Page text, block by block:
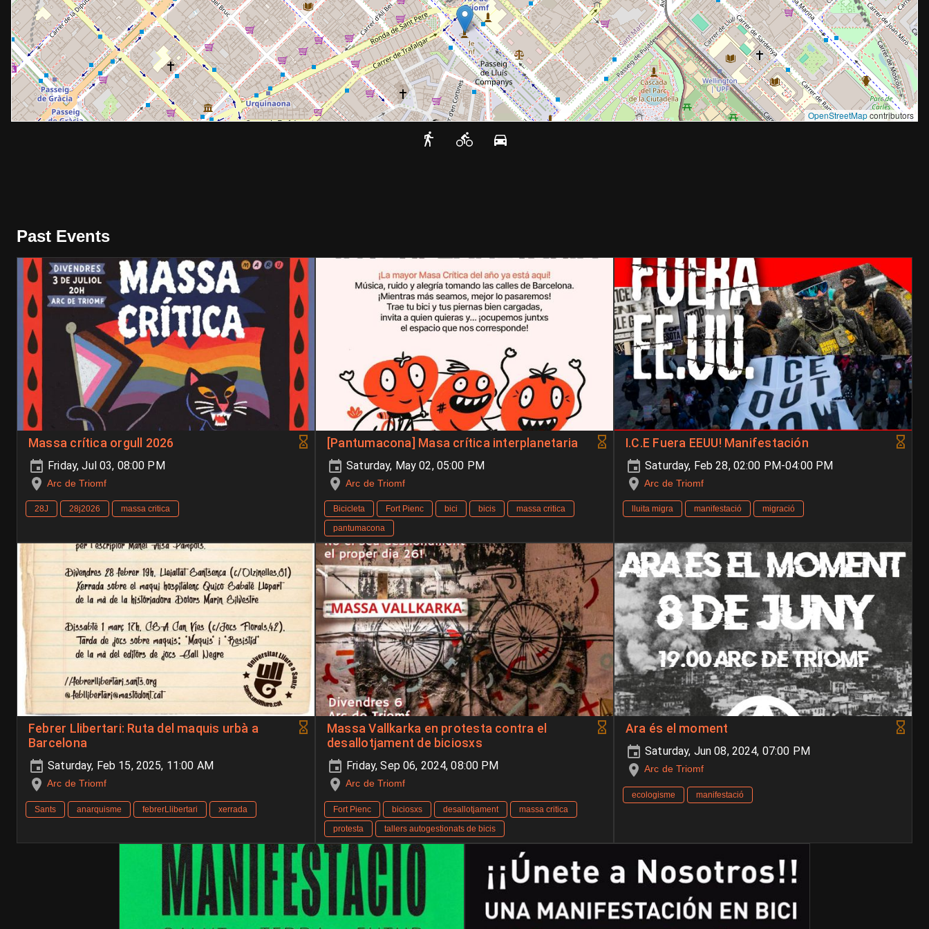
OpenStreetMapcontributors
Past Events
Massa crítica orgull 2026
Friday, Jul 03, 08:00 PM
Arc de Triomf
28J 28j2026 massa critica
[Pantumacona] Masa crítica interplanetaria
Saturday, May 02, 05:00 PM
Arc de Triomf
Bicicleta Fort Pienc bici bicis
massa critica
pantumacona
I.C.E Fuera EEUU! Manifestación
Saturday, Feb 28, 02:00 PM-04:00 PM
Arc de Triomf
lluita migra manifestació migració
Febrer Llibertari: Ruta del maquis urbà a
Barcelona
Saturday, Feb 15, 2025, 11:00 AM
Arc de Triomf
Sants anarquisme febrerLlibertari xerrada
Massa Vallkarka en protesta contra el
desallotjament de biciosxs
Friday, Sep 06, 2024, 08:00 PM
Arc de Triomf
Fort Pienc biciosxs desallotjament
massa critica
protesta
tallers autogestionats de bicis
Ara és el moment
Saturday, Jun 08, 2024, 07:00 PM
Arc de Triomf
ecologisme manifestació